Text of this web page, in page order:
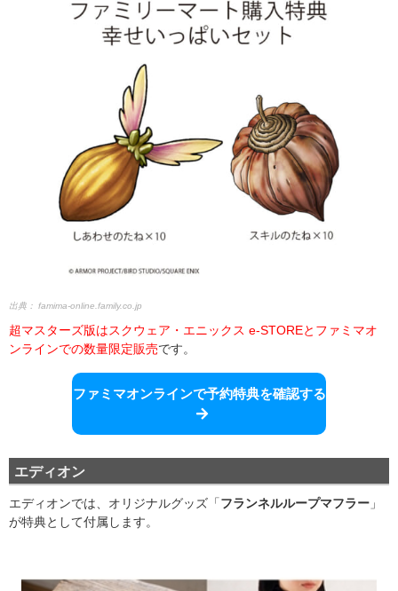
出典： famima-online.family.co.jp
超マスターズ版はスクウェア・エニックス e-STOREとファミマオ
ンラインでの数量限定販売です。
ファミマオンラインで予約特典を確認する
エディオン
エディオンでは、オリジナルグッズ「フランネルループマフラー 」
が特典として付属します。